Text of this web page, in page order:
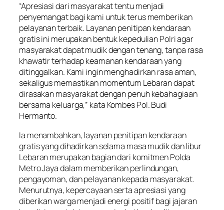
“Apresiasi dari masyarakat tentu menjadi
penyemangat bagi kami untuk terus memberikan
pelayanan terbaik. Layanan penitipan kendaraan
gratis ini merupakan bentuk kepedulian Polri agar
masyarakat dapat mudik dengan tenang, tanpa rasa
khawatir terhadap keamanan kendaraan yang
ditinggalkan. Kami ingin menghadirkan rasa aman,
sekaligus memastikan momentum Lebaran dapat
dirasakan masyarakat dengan penuh kebahagiaan
bersama keluarga,” kata Kombes Pol. Budi
Hermanto.
Ia menambahkan, layanan penitipan kendaraan
gratis yang dihadirkan selama masa mudik dan libur
Lebaran merupakan bagian dari komitmen Polda
Metro Jaya dalam memberikan perlindungan,
pengayoman, dan pelayanan kepada masyarakat.
Menurutnya, kepercayaan serta apresiasi yang
diberikan warga menjadi energi positif bagi jajaran